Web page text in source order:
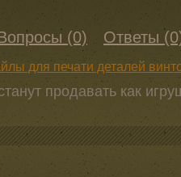
(0) Ответы
для печати деталей
продавать как